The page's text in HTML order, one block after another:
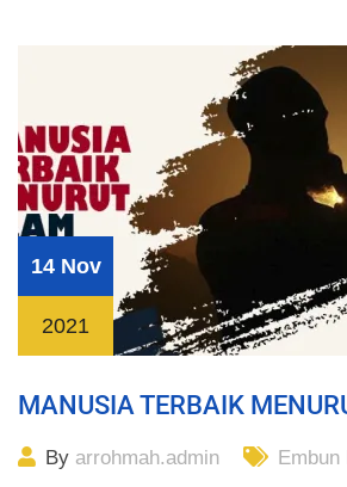
14 Nov
2021
MANUSIA TERBAIK
By arrohmah.admin Embun